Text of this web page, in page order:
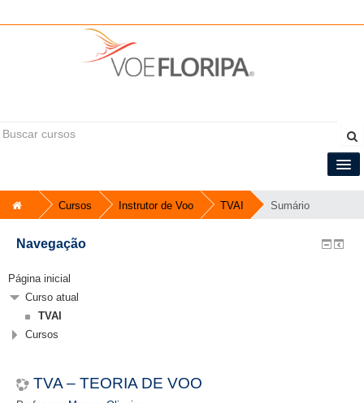
Central do Tripulante
Português - Brasil ‎(pt_br)‎
Cursos Instrutor de Voo TVAI Sumário
Navegação
Página inicial
Curso atual
TVAI
Cursos
TVA – TEORIA DE VOO